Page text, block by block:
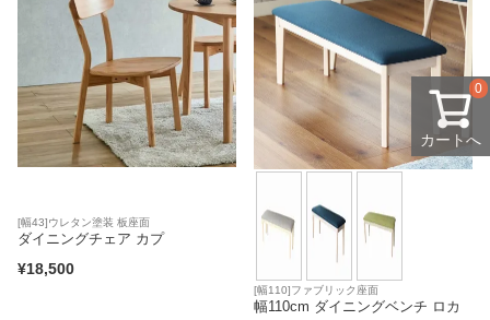
[幅43]ウレタン塗装 板座面
ダイニングチェア カプ
¥18,500
[幅110]ファブリック座面
幅110cm ダイニングベンチ ロカ
カートへ
0